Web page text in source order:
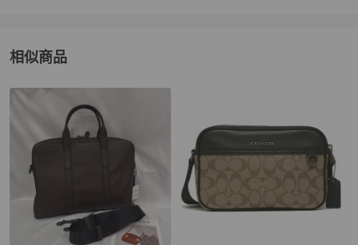
相似商品
更多相似Coach女包推薦精品